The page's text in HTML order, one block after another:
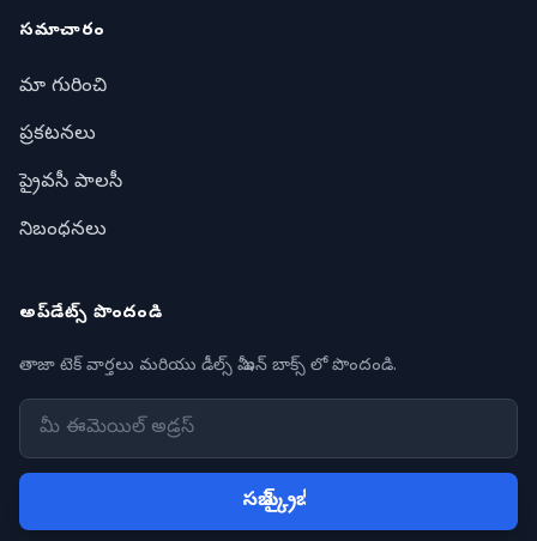
సమాచారం
మా గురించి
ప్రకటనలు
ప్రైవసీ పాలసీ
నిబంధనలు
అప్‌డేట్స్ పొందండి
తాజా టెక్ వార్తలు మరియు డీల్స్ మీ ఇన్ బాక్స్ లో పొందండి.
సబ్ స్క్రైబ్